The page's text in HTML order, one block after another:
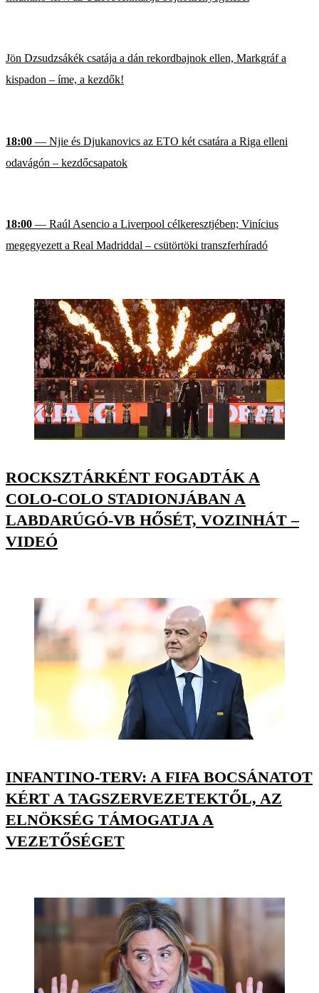
Jön Dzsudzsákék csatája a dán rekordbajnok ellen, Markgráf a
kispadon – íme, a kezdők!
18:00 — Njie és Djukanovics az ETO két csatára a Riga elleni
odavágón – kezdőcsapatok
18:00 — Raúl Asencio a Liverpool célkeresztjében; Vinícius
megegyezett a Real Madriddal – csütörtöki transzferhíradó
ROCKSZTÁRKÉNT FOGADTÁK A
COLO-COLO STADIONJÁBAN A
LABDARÚGÓ-VB HŐSÉT, VOZINHÁT –
VIDEÓ
INFANTINO-TERV: A FIFA BOCSÁNATOT
KÉRT A TAGSZERVEZETEKTŐL, AZ
ELNÖKSÉG TÁMOGATJA A
VEZETŐSÉGET